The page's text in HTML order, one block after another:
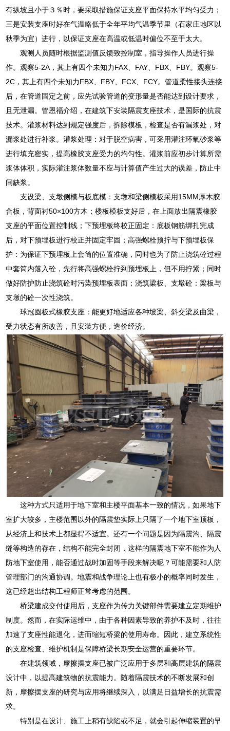
有纵坡且小于３％时，要采取措施保证支座平面保持水平均匀受力；
三是安装支座时好在气温略低于全年平均气温季节里（石家庄地区以
秋季为宜）进行，以保证支座在高温或低温时偏位不至于太大。
观测人员随时根据监测值反馈致控制室，指导操作人员进行操
作。观察5-2A，其上有四个未知力FAX、FAY、FBX、FBY。观察5-
2C，其上有四个未知力FBX、FBY、FCX、FCY。管道柔性接头连接
后，在管道固定之前，应先试验管道的变形量是否能达到设计要求，
且无泄漏。管恩福介绍，在建筑下安装隔震支座技术，是国际的抗震
技术。灌浆材料达到规定强度后，拆除模板，检查是否有漏浆处，对
漏浆处进行补浆。灌浆处理：对于脱空病害，可采用灌注环氧砂浆等
进行填充密实，提高橡胶支座受力的均匀性。灌浆前应初步计算所需
浆体体积，实际灌注浆体数量不应与计算值产生过大的误差，防止中
间缺浆。
支设梁、支墩侧模与板底模：支墩和梁侧模板采用15MM厚木胶
合板，背面衬50×100方木；楼板模板支好后，在上面放出隔震橡胶
支座的平面位置控制线；下预埋板终校正固定：底板钢筋绑扎完成
后，对下预埋板进行校正并固定牢固；高强螺栓预拧与下预埋板保
护：为保证下预埋板上套筒的位置准确，同时也为了防止浇筑砼过程
中套筒内落入砼，先行将高强螺栓拧到预埋板上，但不用拧紧；同时
做好防护防止浇筑砼时污染预埋板表面；浇筑梁板、支墩砼：梁板与
支墩的砼一次性浇筑。
球冠圆板式橡胶支座：能更好地适应各种坡梁、斜交梁及曲梁，
受力状态有所改善，且安装方便，造价经济。
这种方式只适用于地下室和主楼平面基本一致的情况，如果地下
室扩大较多，主楼范围以外的隔震垫实际上只隔了一个地下室顶板，
从经济上和技术上都显得不适宜。还有一个问题是因为隔震沟、隔震
缝等构造的存在，结构不能完全封闭，这样的隔震地下室不能作为人
防地下室使用，能否通过战时加固等手段来解决呢？可能需要和人防
管理部门的沟通协调。地震和战争理论上也有极小的概率同时发生，
这已经超出结构工程师正常考虑的范围。
桥梁建成交付使用后，支座作为传力关键部件需要建立定期维护
制度。然而，在实际运维中，由于各种因素导致的养护不及时，往往
加速了支座性能退化，进而缩短桥梁的使用寿命。因此，建立系统性
的支座检查、维护机制是保障桥梁长期安全运营的重要环节。
在建筑领域，摩擦摆支座已被广泛应用于多层和高层建筑的隔震
设计中，以提高建筑物的抗震能力。随着隔震技术的不断发展和创
新，摩擦摆支座的研究与应用将继续深入，以满足日益增长的抗震需
求。
特别是在设计、施工上稍有缺陷或不足，就会引起伸缩装置的早